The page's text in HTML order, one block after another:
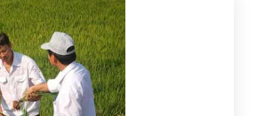
bộ để bảo đảm mục tiêu
nghiệp, đẩy mạnh xóa đói,
đời sống nông dân và phát
nông thôn…